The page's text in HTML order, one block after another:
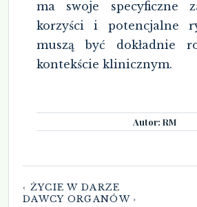
ma swoje specyficzne
korzyści i potencjalne
muszą być dokładnie
kontekście klinicznym.
Autor: RM
‹ ŻYCIE W DARZE
DAWCY ORGANÓW ›